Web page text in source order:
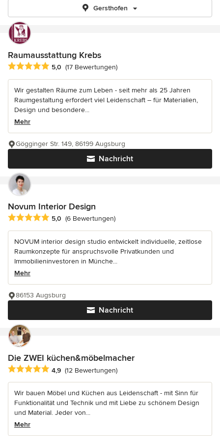
Gersthofen
Raumausstattung Krebs
Durchschnittliche Bewertung: 5 von 5 Sternen
5,0 (17 Bewertungen)
Wir gestalten Räume zum Leben - seit mehr als 25 Jahren
Raumgestaltung erfordert viel Leidenschaft – für Materialien,
Design und besondere...
Mehr
Nachricht
Gögginger Str. 149, 86199 Augsburg
Novum Interior Design
Durchschnittliche Bewertung: 5 von 5 Sternen
5,0 (6 Bewertungen)
NOVUM interior design studio entwickelt individuelle, zeitlose
Raumkonzepte für anspruchsvolle Privatkunden und
Immobilieninvestoren in Münche...
Mehr
Nachricht
86153 Augsburg
Die ZWEI küchen&möbelmacher
Durchschnittliche Bewertung: 4.9 von 5 Sternen
4,9 (12 Bewertungen)
Wir bauen Möbel und Küchen aus Leidenschaft - mit Sinn für
Funktionalität und Technik und mit Liebe zu schönem Design
und Material. Jeder von...
Mehr